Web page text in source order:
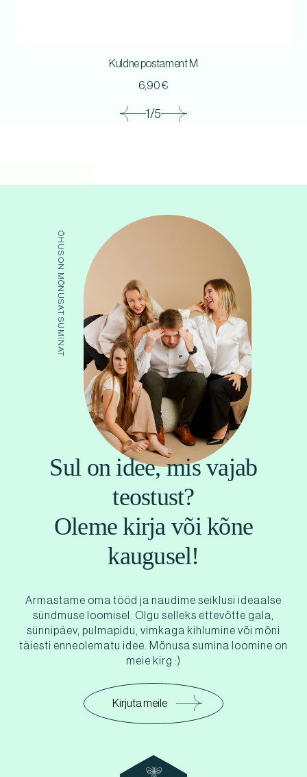
1/5
Kuldne postament M
6,90€
ÕHUS ON MÕNUSAT SUMINAT
Sul on idee, mis vajab
teostust?
Oleme kirja või kõne
kaugusel!
Armastame oma tööd ja naudime seiklusi ideaalse
sündmuse loomisel. Olgu selleks ettevõtte gala,
sünnipäev, pulmapidu, vimkaga kihlumine või mõni
täiesti enneolematu idee. Mõnusa sumina loomine on
meie kirg :)
Kirjuta meile